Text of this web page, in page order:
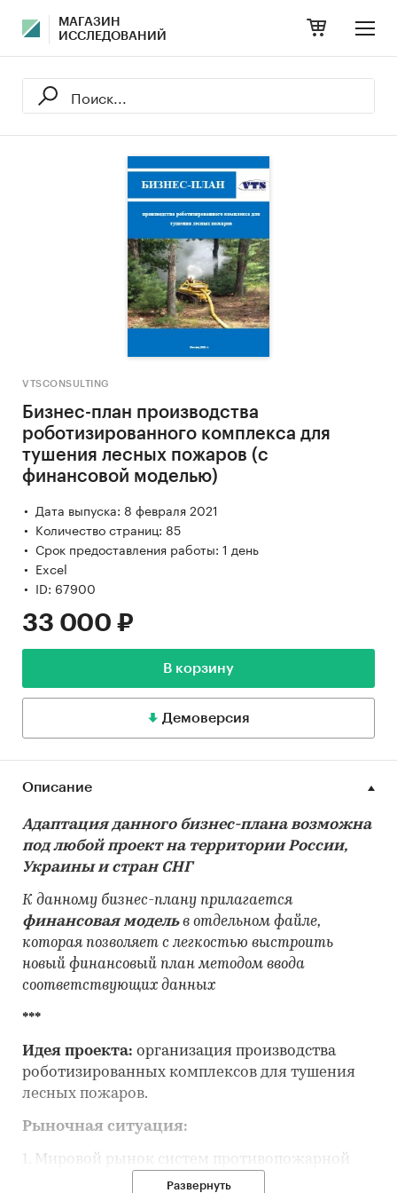
МАГАЗИН
ИССЛЕДОВАНИЙ
VTSCONSULTING
Бизнес-план производства
роботизированного комплекса для
тушения лесных пожаров (с
финансовой моделью)
Дата выпуска: 8 февраля 2021
Количество страниц: 85
Срок предоставления работы: 1 день
Excel
ID: 67900
33 000 ₽
В корзину
Демоверсия
Описание
Адаптация данного бизнес-плана возможна
под любой проект на территории России,
Украины и стран СНГ
К данному бизнес-плану прилагается
финансовая модельв отдельном файле,
которая позволяет с легкостью выстроить
новый финансовый план методом ввода
соответствующих данных
***
Идея проекта: организация производства
роботизированных комплексов для тушения
лесных пожаров.
Рыночная ситуация:
1. Мировой рынок систем противопожарной
защиты растет уверенными темпами. В 2016
Развернуть